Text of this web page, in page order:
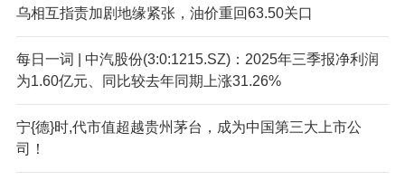
乌相互指责加剧地缘紧张，油价重回63.50关口
每日一词 | 中汽股份(3:0:1215.SZ)：2025年三季报净利润
为1.60亿元、同比较去年同期上涨31.26%
宁{德}时,代市值超越贵州茅台，成为中国第三大上市公
司！